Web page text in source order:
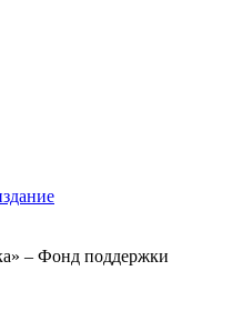
– Фонд поддержки